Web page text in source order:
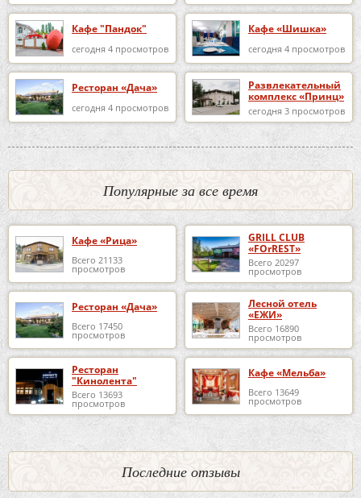
Кафе "Пандок"
сегодня 4 просмотров
Кафе «Шишка»
сегодня 4 просмотров
Ресторан «Дача»
сегодня 4 просмотров
Развлекательный
комплекс «Принц»
сегодня 3 просмотров
Популярные за все время
Кафе «Рица»
Всего 21133
просмотров
GRILL CLUB
«FOrREST»
Всего 20297
просмотров
Ресторан «Дача»
Всего 17450
просмотров
Лесной отель
«ЕЖИ»
Всего 16890
просмотров
Ресторан
"Кинолента"
Всего 13693
просмотров
Кафе «Мельба»
Всего 13649
просмотров
Последние отзывы